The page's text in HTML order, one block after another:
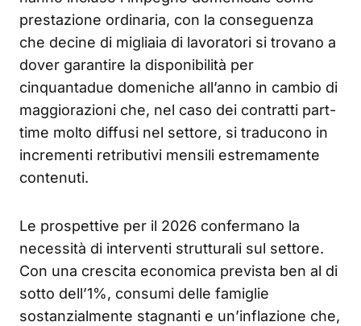
prestazione ordinaria, con la conseguenza
che decine di migliaia di lavoratori si trovano a
dover garantire la disponibilità per
cinquantadue domeniche all’anno in cambio di
maggiorazioni che, nel caso dei contratti part-
time molto diffusi nel settore, si traducono in
incrementi retributivi mensili estremamente
contenuti.
Le prospettive per il 2026 confermano la
necessità di interventi strutturali sul settore.
Con una crescita economica prevista ben al di
sotto dell’1%, consumi delle famiglie
sostanzialmente stagnanti e un’inflazione che,